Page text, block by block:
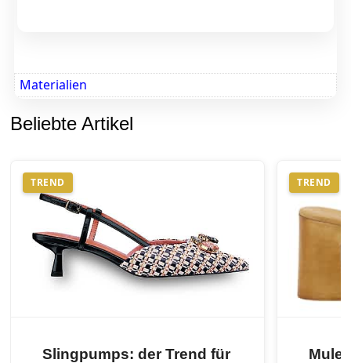
Materialien
Beliebte Artikel
TREND
Slingpumps: der Trend für
TREND